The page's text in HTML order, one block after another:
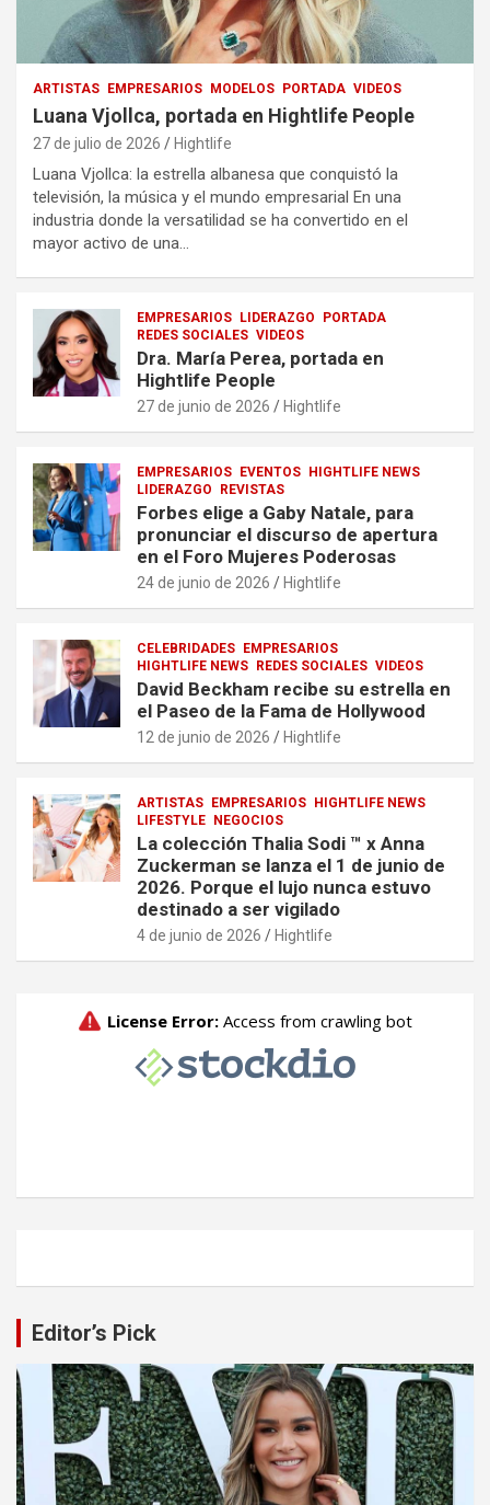
ARTISTAS EMPRESARIOS MODELOS PORTADA VIDEOS
Luana Vjollca, portada en Hightlife People
27 de julio de 2026 Hightlife
Luana Vjollca: la estrella albanesa que conquistó la
televisión, la música y el mundo empresarial En una
industria donde la versatilidad se ha convertido en el
mayor activo de una…
EMPRESARIOS LIDERAZGO
PORTADA
REDES SOCIALES VIDEOS
Dra. María Perea, portada en
Hightlife People
27 de junio de 2026 Hightlife
EMPRESARIOS EVENTOS HIGHTLIFE NEWS
LIDERAZGO
REVISTAS
Forbes elige a Gaby Natale, para
pronunciar el discurso de apertura
en el Foro Mujeres Poderosas
24 de junio de 2026 Hightlife
CELEBRIDADES EMPRESARIOS
HIGHTLIFE NEWS REDES SOCIALES VIDEOS
David Beckham recibe su estrella en
el Paseo de la Fama de Hollywood
12 de junio de 2026 Hightlife
ARTISTAS EMPRESARIOS HIGHTLIFE NEWS
LIFESTYLE NEGOCIOS
La colección Thalia Sodi ™ x Anna
Zuckerman se lanza el 1 de junio de
2026. Porque el lujo nunca estuvo
destinado a ser vigilado
4 de junio de 2026 Hightlife
Editor’s Pick